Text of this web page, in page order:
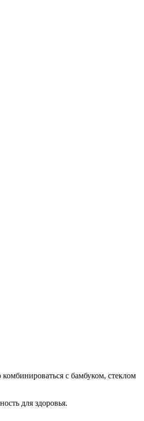
с бамбуком, стеклом
для здоровья.